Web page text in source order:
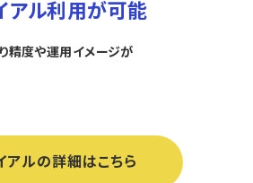
アル利用が可能
精度や運用イメージが
アルの詳細はこちら